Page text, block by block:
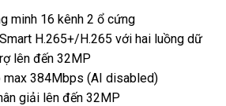
minh 16 kênh 2 ổ cứng
Smart H.265+/H.265 với hai luồng dữ
lên đến 32MP
max 384Mbps (AI disabled)
giải lên đến 32MP